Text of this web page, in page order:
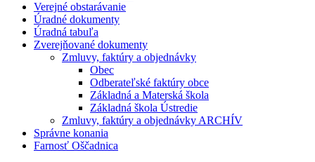
Verejné obstarávanie
Úradné dokumenty
Úradná tabuľa
Zverejňované dokumenty
Zmluvy, faktúry a objednávky
Obec
Odberateľské faktúry obce
Základná a Materská škola
Základná škola Ústredie
Zmluvy, faktúry a objednávky ARCHÍV
Správne konania
Farnosť Oščadnica